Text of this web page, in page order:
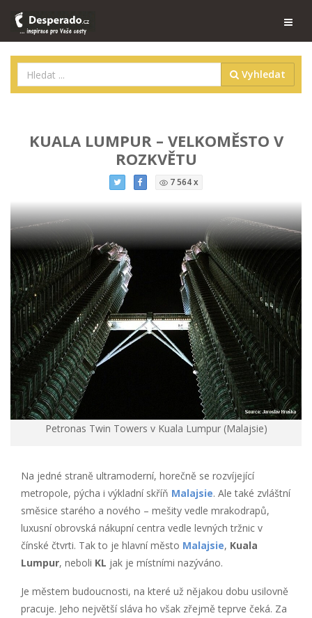
Vyhledat
KUALA LUMPUR – VELKOMĚSTO V
ROZKVĚTU
7 564 x
Petronas Twin Towers v Kuala Lumpur (Malajsie)
Na jedné straně ultramoderní, horečně se rozvíjející
metropole, pýcha i výkladní skříň Malajsie. Ale také zvláštní
směsice starého a nového – mešity vedle mrakodrapů,
luxusní obrovská nákupní centra vedle levných tržnic v
čínské čtvrti. Tak to je hlavní město Malajsie, Kuala
Lumpur, neboli KL jak je místními nazýváno.
Je městem budoucnosti, na které už nějakou dobu usilovně
pracuje. Jeho největší sláva ho však zřejmě teprve čeká. Za